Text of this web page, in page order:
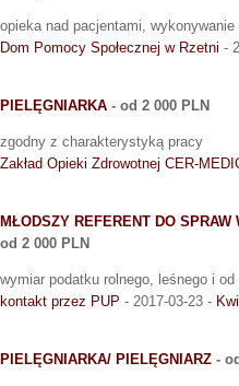
opieka nad pacjentami,
Dom Pomocy Społecznej w Rzetni -
PIELĘGNIARKA - od 2 000 PLN
zgodny z charakterystyką pracy
Zakład Opieki Zdrowotnej CER-
MŁODSZY REFERENT DO
od 2 000 PLN
wymiar podatku rolnego, leśnego i od
kontakt przez PUP - 2017-03-23 -
PIELĘGNIARKA/ PIELĘGNIARZ -